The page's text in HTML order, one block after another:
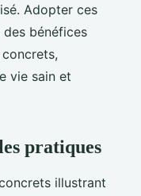
Adopter ces
bénéfices
vie sain et
pratiques
illustrant